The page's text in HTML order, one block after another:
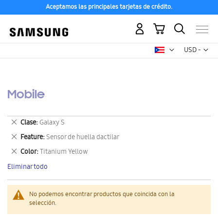
Aceptamos las principales tarjetas de crédito.
USD -
dólar
Mi carrito
Mobile
No podemos encontrar productos que coincida con la
selección.
Clase Galaxy S
Eliminar
este
artículo
Feature Sensor de huella dactilar
Eliminar
este
artículo
Color Titanium Yellow
Eliminar
este
artículo
Eliminar todo